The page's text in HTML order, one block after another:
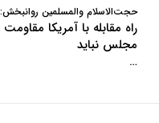
حجت‌الاسلام والمسلمین روانبخش:
راه مقابله با آمریکا
مجلس نباید
…